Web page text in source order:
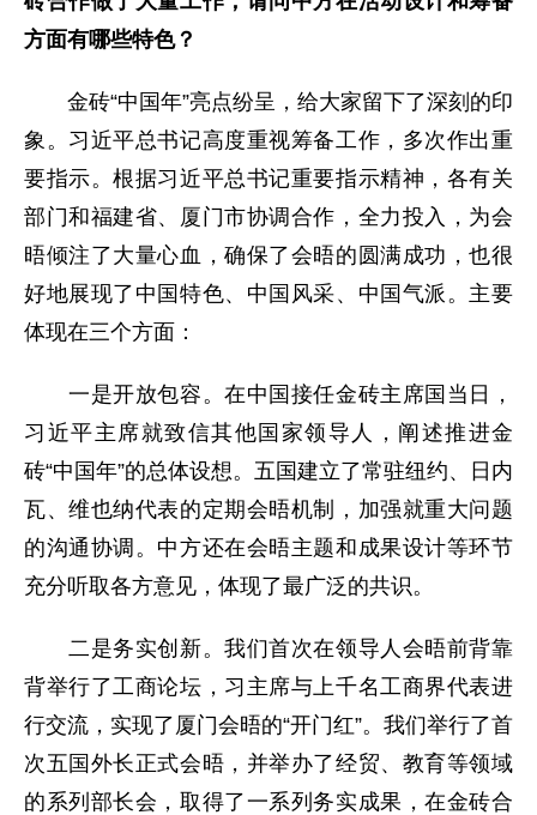
方面有哪些特色？
金砖“中国年”亮点纷呈，给大家留下了深刻的印
象。习近平总书记高度重视筹备工作，多次作出重
要指示。根据习近平总书记重要指示精神，各有关
部门和福建省、厦门市协调合作，全力投入，为会
晤倾注了大量心血，确保了会晤的圆满成功，也很
好地展现了中国特色、中国风采、中国气派。主要
体现在三个方面：
一是开放包容。在中国接任金砖主席国当日，
习近平主席就致信其他国家领导人，阐述推进金
砖“中国年”的总体设想。五国建立了常驻纽约、日内
瓦、维也纳代表的定期会晤机制，加强就重大问题
的沟通协调。中方还在会晤主题和成果设计等环节
充分听取各方意见，体现了最广泛的共识。
二是务实创新。我们首次在领导人会晤前背靠
背举行了工商论坛，习主席与上千名工商界代表进
行交流，实现了厦门会晤的“开门红”。我们举行了首
次五国外长正式会晤，并举办了经贸、教育等领域
的系列部长会，取得了一系列务实成果，在金砖合